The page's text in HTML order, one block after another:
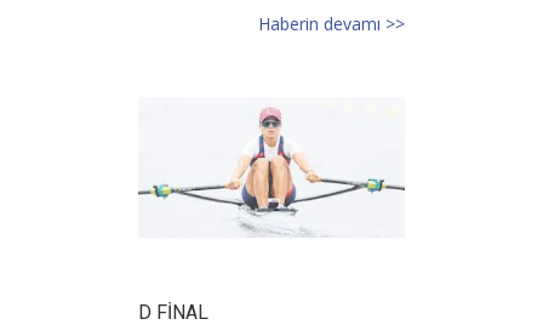
Haberin devamı >>
D FİNAL